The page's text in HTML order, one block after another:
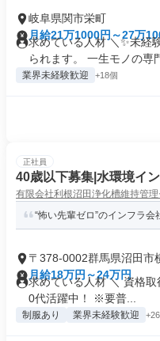
岐阜県関市栄町
月給21万1000円～27万
求めている人材 ＼✨未経
られます。 一生モノの専
業界未経験歓迎 +18個
正社員
40歳以下募集|水環境イ
有限会社利根沼田浄化槽維持管
“怖い先輩ゼロ”のインフラ
〒378-0002群馬県沼田市
月給18万円～24万円
求めている人材 ＼ 資格
0代活躍中！ ※要普...
制服あり 業界未経験歓迎